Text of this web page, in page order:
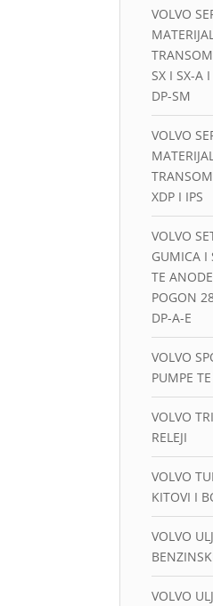
VOLVO
SX I SX-A
DP-SM
VOLVO
XDP I IPS
VOLVO
GUMICA I
TE
POGON
DP-A-E
VOLVO
PUMPE
VOLVO
RELEJI
VOLVO
KITOVI I
VOLVO
VOLVO